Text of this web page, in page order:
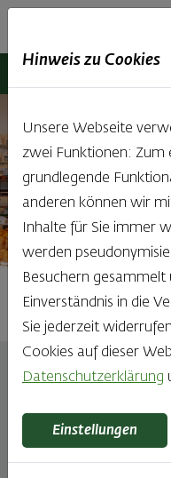
Besuchen Sie
Hinweis zu Cookies
Unsere Webseite
zwei Funktionen: Zum
grundlegende
anderen können wir
Inhalte für Sie immer
werden
Besuchern
Einverständnis in die
Sie jederzeit
Cookies auf dieser
Datenschutzerklärung
Einstellungen